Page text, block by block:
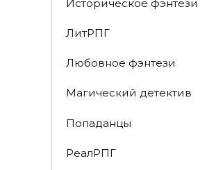
Историческое фэнтези
ЛитРПГ
Любовное фэнтези
Магический детектив
Попаданцы
РеалРПГ